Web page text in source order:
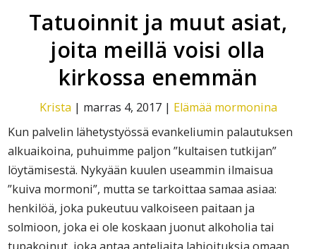
Tatuoinnit ja muut asiat,
joita meillä voisi olla
kirkossa enemmän
Krista | marras 4, 2017| Elämää mormonina
Kun palvelin lähetystyössä evankeliumin palautuksen
alkuaikoina, puhuimme paljon ”kultaisen tutkijan”
löytämisestä. Nykyään kuulen useammin ilmaisua
”kuiva mormoni”, mutta se tarkoittaa samaa asiaa:
henkilöä, joka pukeutuu valkoiseen paitaan ja
solmioon, joka ei ole koskaan juonut alkoholia tai